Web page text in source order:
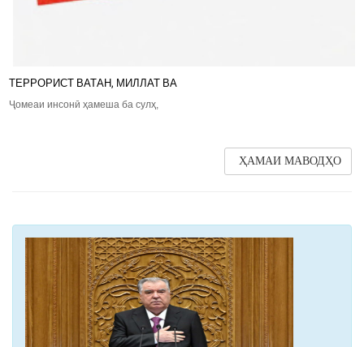
ТЕРРОРИСТ ВАТАН, МИЛЛАТ ВА
Ҷомеаи инсонӣ ҳамеша ба сулҳ,
ҲАМАИ МАВОДҲО